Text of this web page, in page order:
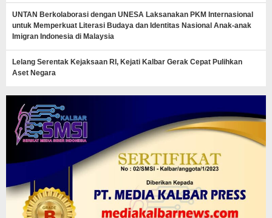
UNTAN Berkolaborasi dengan UNESA Laksanakan PKM Internasional
untuk Memperkuat Literasi Budaya dan Identitas Nasional Anak-anak
Imigran Indonesia di Malaysia
Lelang Serentak Kejaksaan RI, Kejati Kalbar Gerak Cepat Pulihkan
Aset Negara